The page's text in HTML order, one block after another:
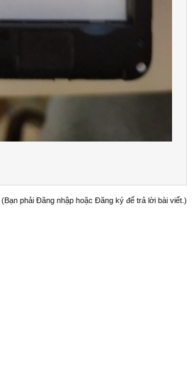
(Bạn phải Đăng nhập hoặc Đăng ký để trả lời bài viết.)